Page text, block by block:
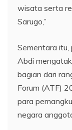
wisata serta
Sarugo,”
Sementara itu,
Abdi
bagian dari
Forum (ATF)
para
negara